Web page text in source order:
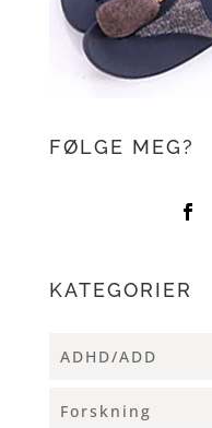
FØLGE MEG?
KATEGORIER
ADHD/ADD
Forskning